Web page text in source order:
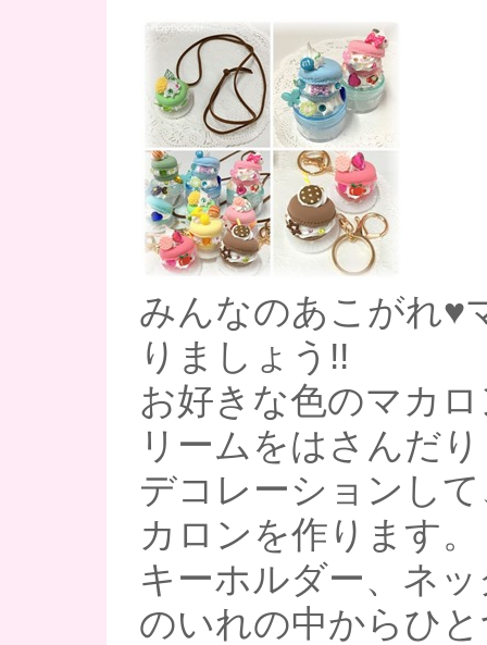
みんなのあこがれ♥
りましょう!!
お好きな色のマカ
リームをはさんだり
デコレーションし
カロンを作ります。
キーホルダー、ネ
のいれの中からひ